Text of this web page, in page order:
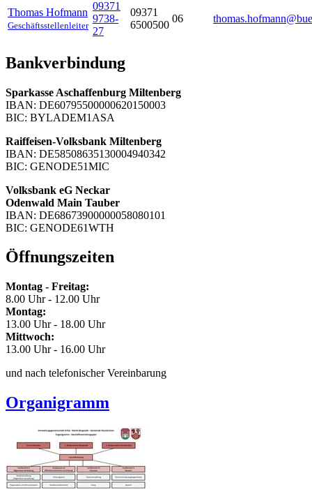
Thomas Hofmann
Geschäftsstellenleiter
09371
9738-
27
09371
6500500
06
Bankverbindung
Sparkasse Aschaffenburg Miltenberg
IBAN: DE60795500000620150003
BIC: BYLADEM1ASA
Raiffeisen-Volksbank Miltenberg
IBAN: DE58508635130004940342
BIC: GENODE51MIC
Volksbank eG Neckar
Odenwald Main Tauber
IBAN: DE68673900000058080101
BIC: GENODE61WTH
Öffnungszeiten
Montag - Freitag:
8.00 Uhr - 12.00 Uhr
Montag:
13.00 Uhr - 18.00 Uhr
Mittwoch:
13.00 Uhr - 16.00 Uhr
und nach telefonischer Vereinbarung
Organigramm